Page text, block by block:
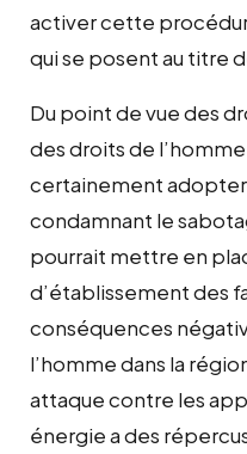
activer cette
qui se posent au titre
Du point de vue des
des droits de
certainement
condamnant le
pourrait mettre en
d’établissement des
conséquences
l’homme dans la
attaque contre les
énergie a des